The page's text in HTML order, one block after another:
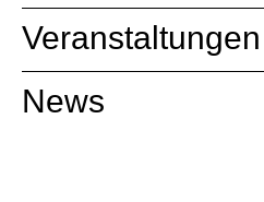
Veranstaltungen
News